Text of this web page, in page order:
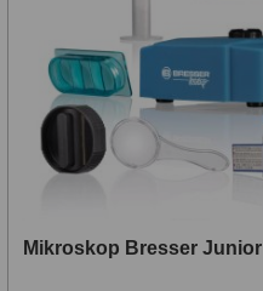
Mikroskop Bresser